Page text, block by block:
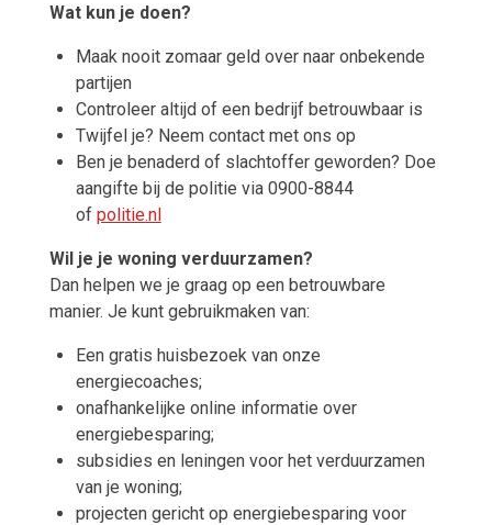
Wat kun je doen?
Maak nooit zomaar geld over naar onbekende
partijen
Controleer altijd of een bedrijf betrouwbaar is
Twijfel je? Neem contact met ons op
Ben je benaderd of slachtoffer geworden? Doe
aangifte bij de politie via 0900-8844
of politie.nl
Wil je je woning verduurzamen?
Dan helpen we je graag op een betrouwbare
manier. Je kunt gebruikmaken van:
Een gratis huisbezoek van onze
energiecoaches;
onafhankelijke online informatie over
energiebesparing;
subsidies en leningen voor het verduurzamen
van je woning;
projecten gericht op energiebesparing voor